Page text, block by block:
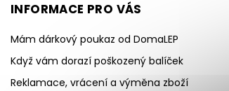
INFORMACE PRO VÁS
Mám dárkový poukaz od DomaLEP
Když vám dorazí poškozený balíček
Reklamace, vrácení a výměna zboží